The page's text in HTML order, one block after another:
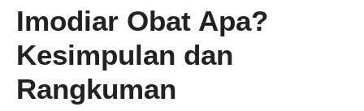
Imodiar Obat Apa?
Kesimpulan dan
Rangkuman